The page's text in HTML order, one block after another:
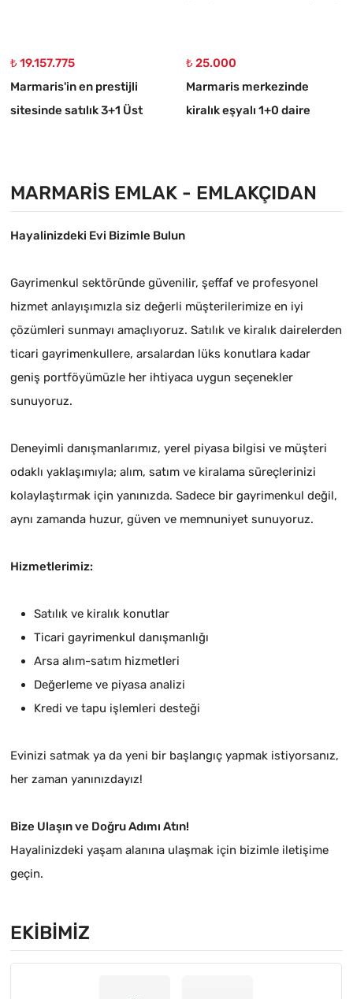
₺ 19.157.775
Marmaris'in en prestijli
sitesinde satılık 3+1 Üst
₺ 25.000
Marmaris merkezinde
kiralık eşyalı 1+0 daire
MARMARIS EMLAK - EMLAKÇIDAN
Hayalinizdeki Evi Bizimle Bulun
Gayrimenkul sektöründe güvenilir, şeffaf ve profesyonel
hizmet anlayışımızla siz değerli müşterilerimize en iyi
çözümleri sunmayı amaçlıyoruz. Satılık ve kiralık dairelerden
ticari gayrimenkullere, arsalardan lüks konutlara kadar
geniş portföyümüzle her ihtiyaca uygun seçenekler
sunuyoruz.
Deneyimli danışmanlarımız, yerel piyasa bilgisi ve müşteri
odaklı yaklaşımıyla; alım, satım ve kiralama süreçlerinizi
kolaylaştırmak için yanınızda. Sadece bir gayrimenkul değil,
aynı zamanda huzur, güven ve memnuniyet sunuyoruz.
Hizmetlerimiz:
Satılık ve kiralık konutlar
Ticari gayrimenkul danışmanlığı
Arsa alım-satım hizmetleri
Değerleme ve piyasa analizi
Kredi ve tapu işlemleri desteği
Evinizi satmak ya da yeni bir başlangıç yapmak istiyorsanız,
her zaman yanınızdayız!
Bize Ulaşın ve Doğru Adımı Atın!
Hayalinizdeki yaşam alanına ulaşmak için bizimle iletişime
geçin.
EKIBIMIZ